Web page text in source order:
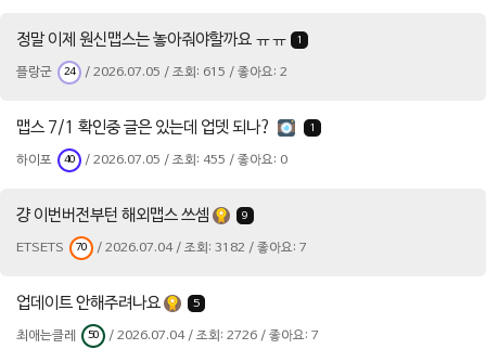
정말 이제 원신맵스는 놓아줘야할까요 ㅠㅠ 1
플랑군 24 / 2026.07.05 / 조회: 615 / 좋아요: 2
맵스 7/1 확인중 글은 있는데 업뎃 되나? 1
하이포 40 / 2026.07.05 / 조회: 455 / 좋아요: 0
걍 이번버전부턴 해외맵스 쓰셈 9
ETSETS 70 / 2026.07.04 / 조회: 3182 / 좋아요: 7
업데이트 안해주려나요 5
최애는클레 50 / 2026.07.04 / 조회: 2726 / 좋아요: 7